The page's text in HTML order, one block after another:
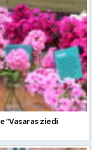
“Vasaras ziedi